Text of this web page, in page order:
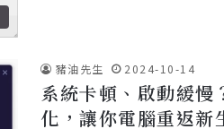
豬油先生 2024-10-14
系統卡頓、啟動緩
化，讓你電腦重返新